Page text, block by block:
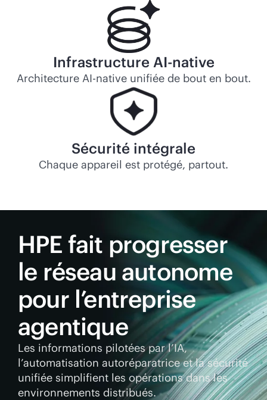
Infrastructure AI-native
Architecture AI-nativeunifiée de bout en bout.
Sécurité intégrale
Chaque appareil est protégé, partout.
HPE fait progresser
le réseau autonome
pour l’entreprise
agentique
Les informations pilotées par l’IA,
l’automatisation autoréparatrice et la sécurité
unifiée simplifient les opérations dans les
environnements distribués.